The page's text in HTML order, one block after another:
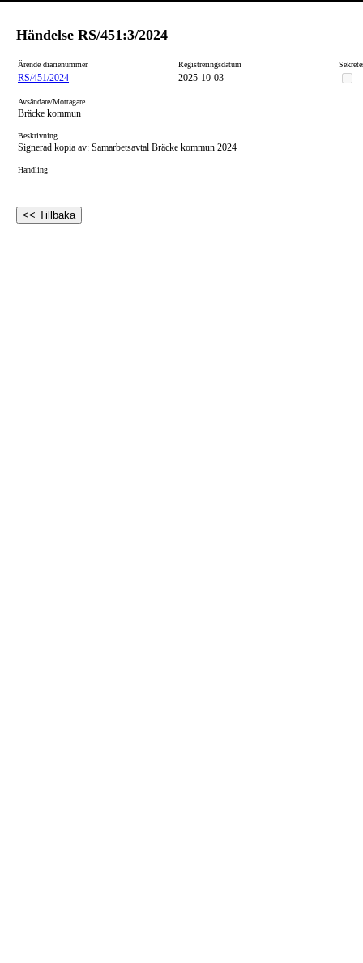
Händelse RS/451:3/2024
Ärende diarienummer Registreringsdatum
RS/451/2024 2025-10-03
Avsändare/Mottagare
Bräcke kommun
Beskrivning
Signerad kopia av: Samarbetsavtal Bräcke kommun 2024
Handling